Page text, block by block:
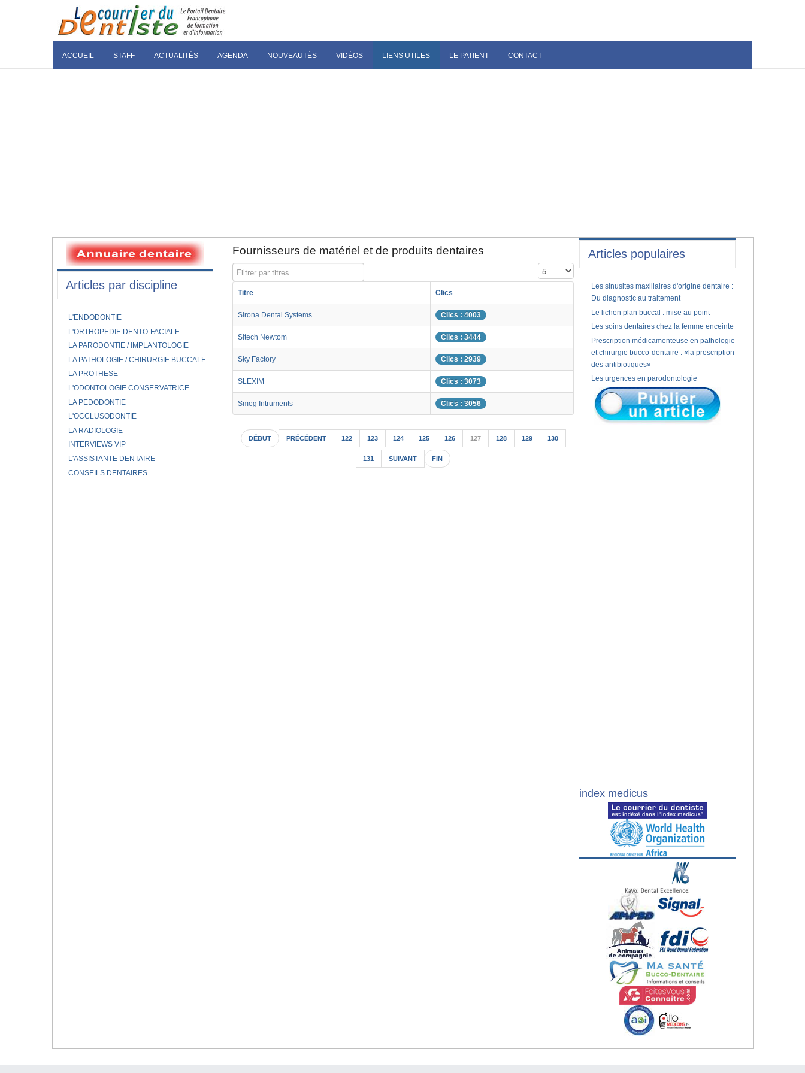
ACCUEIL STAFF ACTUALITÉS AGENDA NOUVEAUTÉS VIDÉOS LIENS UTILES LE PATIENT CONTACT
Fournisseurs de matériel et de produits dentaires
Filtrer par titres Affichage #
Titre Clics
Sirona Dental Systems Clics : 4003
Sitech Newtom Clics : 3444
Sky Factory Clics : 2939
SLEXIM Clics : 3073
Smeg Intruments Clics : 3056
Page 127 sur 147
DÉBUT PRÉCÉDENT 122 123 124 125 126 127 128 129 130
131 SUIVANT FIN
Articles par discipline
L'ENDODONTIE
L'ORTHOPEDIE DENTO-FACIALE
LA PARODONTIE / IMPLANTOLOGIE
LA PATHOLOGIE / CHIRURGIE BUCCALE
LA PROTHESE
L'ODONTOLOGIE CONSERVATRICE
LA PEDODONTIE
L'OCCLUSODONTIE
LA RADIOLOGIE
INTERVIEWS VIP
L'ASSISTANTE DENTAIRE
CONSEILS DENTAIRES
Articles populaires
Les sinusites maxillaires d'origine dentaire :
Du diagnostic au traitement
Le lichen plan buccal : mise au point
Les soins dentaires chez la femme enceinte
Prescription médicamenteuse en pathologie
et chirurgie bucco-dentaire : «la prescription
des antibiotiques»
Les urgences en parodontologie
index medicus